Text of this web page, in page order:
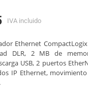
IVA incluido
Ethernet
DLR, 2 MB de
USB, 2 puertos
IP Ethernet,